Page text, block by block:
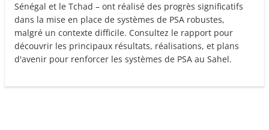
Sénégal et le Tchad – ont réalisé des progrès significatifs
dans la mise en place de systèmes de PSA robustes,
malgré un contexte difficile. Consultez le rapport pour
découvrir les principaux résultats, réalisations, et plans
d'avenir pour renforcer les systèmes de PSA au Sahel.